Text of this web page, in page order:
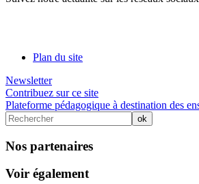
Plan du site
Newsletter
Contribuez sur ce site
Plateforme pédagogique à destination des
Nos partenaires
Voir également